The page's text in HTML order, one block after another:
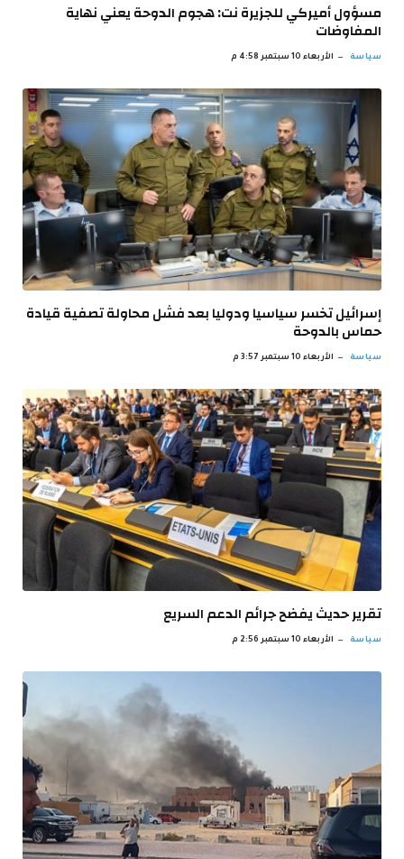
مسؤول أميركي للجزيرة نت: هجوم الدوحة يعني نهاية
المفاوضات
سياسة الأربعاء 10 سبتمبر 4:58 م
إسرائيل تخسر سياسيا ودوليا بعد فشل محاولة تصفية قيادة
حماس بالدوحة
سياسة الأربعاء 10 سبتمبر 3:57 م
تقرير حديث يفضح جرائم الدعم السريع
سياسة الأربعاء 10 سبتمبر 2:56 م